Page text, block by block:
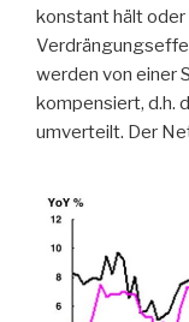
konstant hält
werden von einer
kompensiert, d.h.
umverteilt. Der